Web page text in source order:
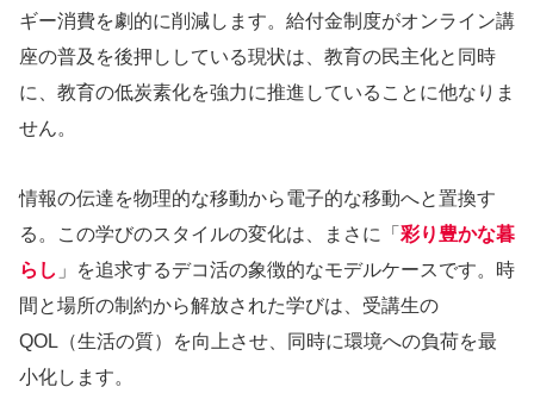
ギー消費を劇的に削減します。給付金制度がオンライン講
座の普及を後押ししている現状は、教育の民主化と同時
に、教育の低炭素化を強力に推進していることに他なりま
せん。
情報の伝達を物理的な移動から電子的な移動へと置換す
る。この学びのスタイルの変化は、まさに「 彩り豊かな暮
らし 」を追求するデコ活の象徴的なモデルケースです。時
間と場所の制約から解放された学びは、受講生の
QOL（生活の質）を向上させ、同時に環境への負荷を最
小化します。